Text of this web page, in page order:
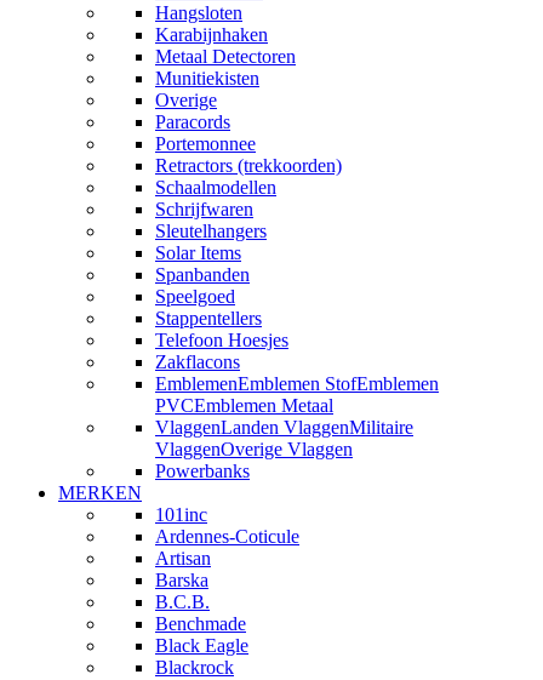
Hangsloten
Karabijnhaken
Metaal Detectoren
Munitiekisten
Overige
Paracords
Portemonnee
Retractors (trekkoorden)
Schaalmodellen
Schrijfwaren
Sleutelhangers
Solar Items
Spanbanden
Speelgoed
Stappentellers
Telefoon Hoesjes
Zakflacons
EmblemenEmblemen StofEmblemen
PVCEmblemen Metaal
VlaggenLanden VlaggenMilitaire
VlaggenOverige Vlaggen
Powerbanks
MERKEN
101inc
Ardennes-Coticule
Artisan
Barska
B.C.B.
Benchmade
Black Eagle
Blackrock